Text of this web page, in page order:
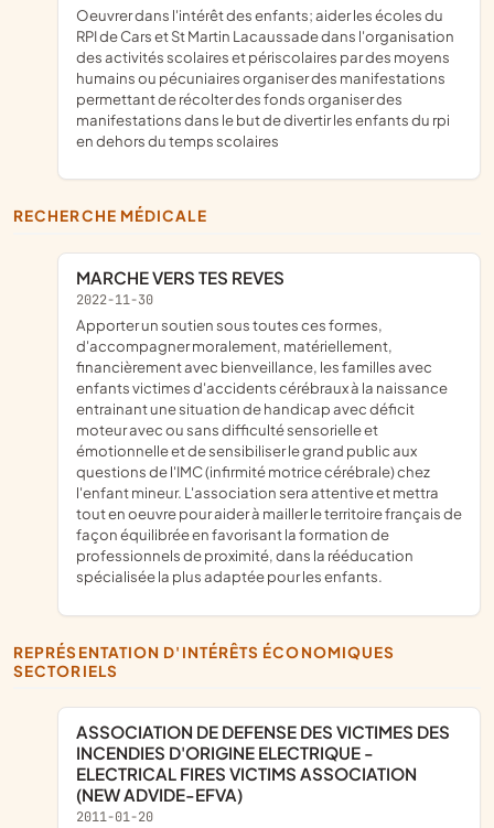
oeuvrer dans l'intérêt des enfants; aider les écoles du
RPI de Cars et St Martin Lacaussade dans l'organisation
des activités scolaires et périscolaires par des moyens
humains ou pécuniaires organiser des manifestations
permettant de récolter des fonds organiser des
manifestations dans le but de divertir les enfants du rpi
en dehors du temps scolaires
RECHERCHE MÉDICALE
MARCHE VERS TES REVES
2022-11-30
apporter un soutien sous toutes ces formes,
d'accompagner moralement, matériellement,
financièrement avec bienveillance, les familles avec
enfants victimes d'accidents cérébraux à la naissance
entrainant une situation de handicap avec déficit
moteur avec ou sans difficulté sensorielle et
émotionnelle et de sensibiliser le grand public aux
questions de l'IMC (infirmité motrice cérébrale) chez
l'enfant mineur. L'association sera attentive et mettra
tout en oeuvre pour aider à mailler le territoire français de
façon équilibrée en favorisant la formation de
professionnels de proximité, dans la rééducation
spécialisée la plus adaptée pour les enfants.
REPRÉSENTATION D'INTÉRÊTS ÉCONOMIQUES
SECTORIELS
ASSOCIATION DE DEFENSE DES VICTIMES DES
INCENDIES D'ORIGINE ELECTRIQUE -
ELECTRICAL FIRES VICTIMS ASSOCIATION
(NEW ADVIDE-EFVA)
2011-01-20